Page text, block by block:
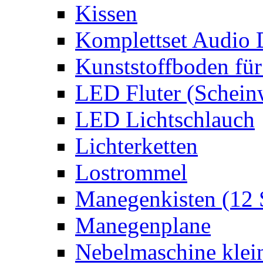
Kissen
Komplettset Audio
Kunststoffboden
LED Fluter
LED Lichtschlauch
Lichterketten
Lostrommel
Manegenkisten (12
Manegenplane
Nebelmaschine